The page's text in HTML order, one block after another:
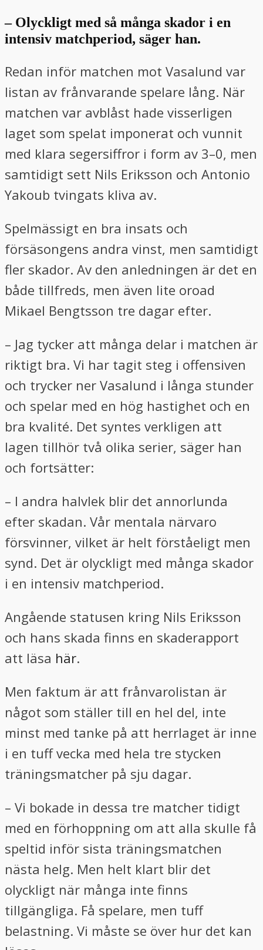
– Olyckligt med så många skador i en
intensiv matchperiod, säger han.
Redan inför matchen mot Vasalund var
listan av frånvarande spelare lång. När
matchen var avblåst hade visserligen
laget som spelat imponerat och vunnit
med klara segersiffror i form av 3–0, men
samtidigt sett Nils Eriksson och Antonio
Yakoub tvingats kliva av.
Spelmässigt en bra insats och
försäsongens andra vinst, men samtidigt
fler skador. Av den anledningen är det en
både tillfreds, men även lite oroad
Mikael Bengtsson tre dagar efter.
– Jag tycker att många delar i matchen är
riktigt bra. Vi har tagit steg i offensiven
och trycker ner Vasalund i långa stunder
och spelar med en hög hastighet och en
bra kvalité. Det syntes verkligen att
lagen tillhör två olika serier, säger han
och fortsätter:
– I andra halvlek blir det annorlunda
efter skadan. Vår mentala närvaro
försvinner, vilket är helt förståeligt men
synd. Det är olyckligt med många skador
i en intensiv matchperiod.
Angående statusen kring Nils Eriksson
och hans skada finns en skaderapport
att läsa här.
Men faktum är att frånvarolistan är
något som ställer till en hel del, inte
minst med tanke på att herrlaget är inne
i en tuff vecka med hela tre stycken
träningsmatcher på sju dagar.
– Vi bokade in dessa tre matcher tidigt
med en förhoppning om att alla skulle få
speltid inför sista träningsmatchen
nästa helg. Men helt klart blir det
olyckligt när många inte finns
tillgängliga. Få spelare, men tuff
belastning. Vi måste se över hur det kan